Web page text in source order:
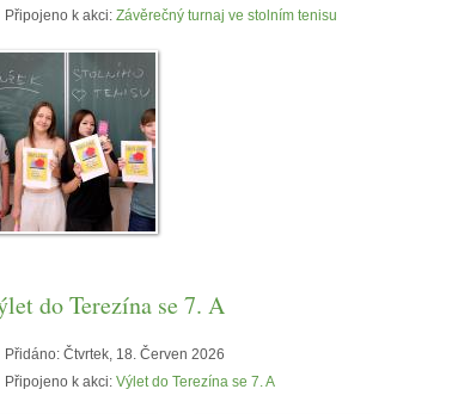
Připojeno k akci: Závěrečný turnaj ve stolním tenisu
do Terezína se 7. A
Přidáno: Čtvrtek, 18. Červen 2026
Připojeno k akci: Výlet do Terezína se 7. A